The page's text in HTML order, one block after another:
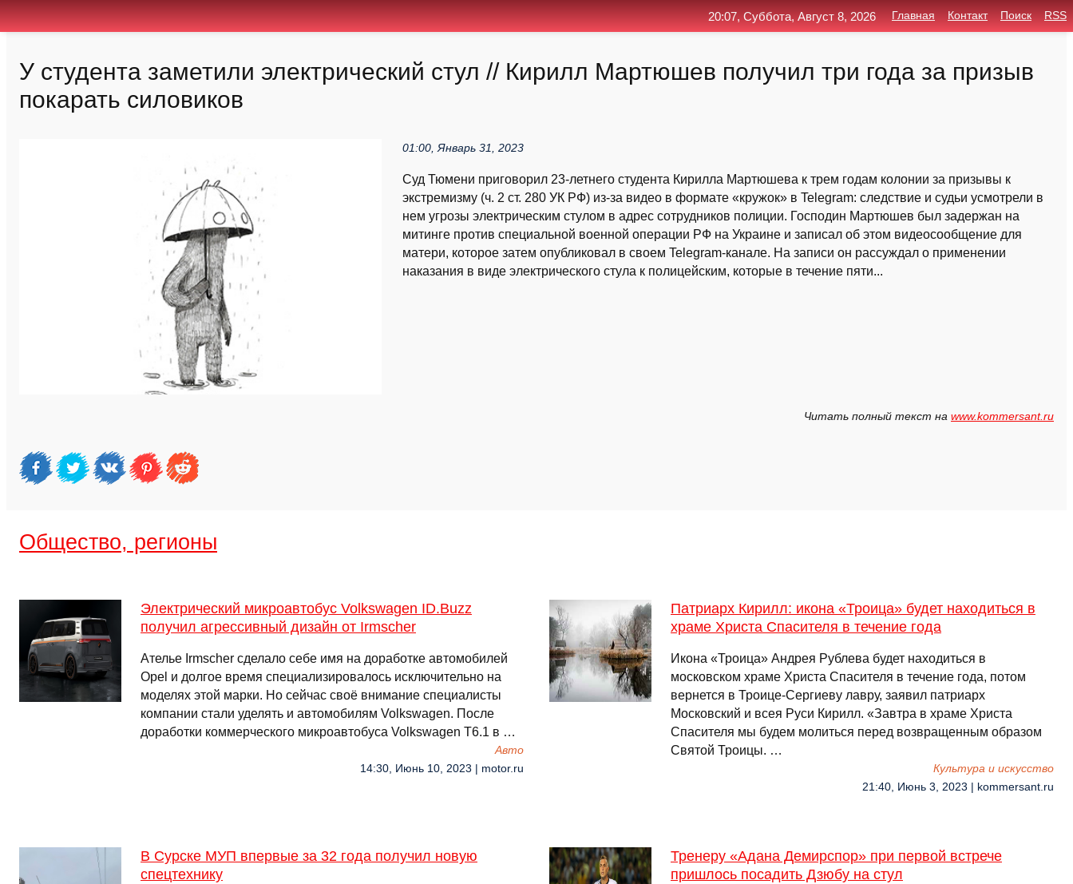
У студента заметили электрический стул // Кирилл Мартюшев получил три года за призыв
покарать силовиков
01:00, Январь 31, 2023
Суд Тюмени приговорил 23-летнего студента Кирилла Мартюшева к трем годам колонии за призывы к
экстремизму (ч. 2 ст. 280 УК РФ) из-за видео в формате «кружок» в Telegram: следствие и судьи усмотрели в
нем угрозы электрическим стулом в адрес сотрудников полиции. Господин Мартюшев был задержан на
митинге против специальной военной операции РФ на Украине и записал об этом видеосообщение для
матери, которое затем опубликовал в своем Telegram-канале. На записи он рассуждал о применении
наказания в виде электрического стула к полицейским, которые в течение пяти...
Читать полный текст на www.kommersant.ru
Общество, регионы
Электрический микроавтобус Volkswagen ID.Buzz
получил агрессивный дизайн от Irmscher
Ателье Irmscher сделало себе имя на доработке автомобилей
Opel и долгое время специализировалось исключительно на
моделях этой марки. Но сейчас своё внимание специалисты
компании стали уделять и автомобилям Volkswagen. После
доработки коммерческого микроавтобуса Volkswagen T6.1 в …
Авто
14:30, Июнь 10, 2023 | motor.ru
Патриарх Кирилл: икона «Троица» будет находиться в
храме Христа Спасителя в течение года
Икона «Троица» Андрея Рублева будет находиться в
московском храме Христа Спасителя в течение года, потом
вернется в Троице-Сергиеву лавру, заявил патриарх
Московский и всея Руси Кирилл. «Завтра в храме Христа
Спасителя мы будем молиться перед возвращенным образом
Святой Троицы. …
Культура и искусство
21:40, Июнь 3, 2023 | kommersant.ru
В Сурске МУП впервые за 32 года получил новую
спецтехнику
Тренеру «Адана Демирспор» при первой встрече
пришлось посадить Дзюбу на стул
20:07, Суббота, Август 8, 2026 Главная Контакт Поиск RSS